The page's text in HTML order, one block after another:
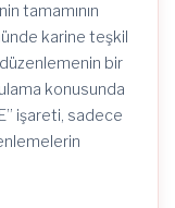
tamamının
karine teşkil
bir
konusunda
işareti, sadece